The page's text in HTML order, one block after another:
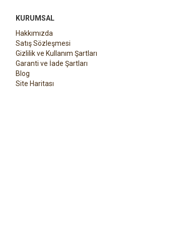
KURUMSAL
Hakkımızda
Satış Sözleşmesi
Gizlilik ve Kullanım Şartları
Garanti ve İade Şartları
Blog
Site Haritası